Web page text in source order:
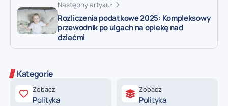
Następny artykuł
Rozliczenia podatkowe 2025: Kompleksowy
przewodnik po ulgach na opiekę nad
dziećmi
Kategorie
Zobacz
Polityka
Zobacz
Polityka